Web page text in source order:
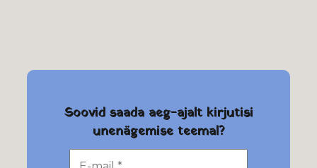
Soovid saada aeg-ajalt kirjutisi
unenägemise teemal?